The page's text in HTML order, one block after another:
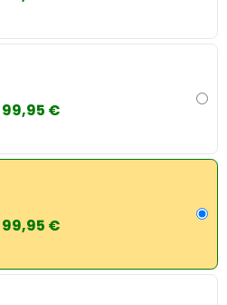
99,95 €
99,95 €